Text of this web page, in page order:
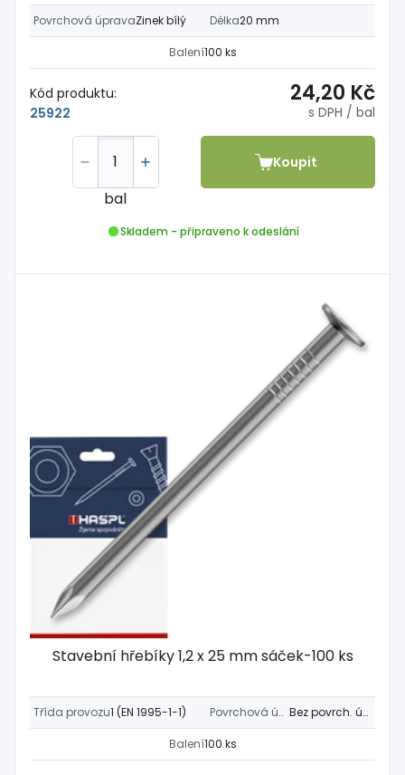
Povrchová úpravaZinek bílý Délka20 mm
Balení100 ks
Kód produktu:
25922
24,20 Kč
s DPH / bal
bal
Koupit
Skladem - připraveno k odeslání
Stavební hřebíky 1,2 x 25 mm sáček-100 ks
Třída provozu1 (EN 1995-1-1) Povrchová úprava Bez povrch. úpravy
Balení100 ks